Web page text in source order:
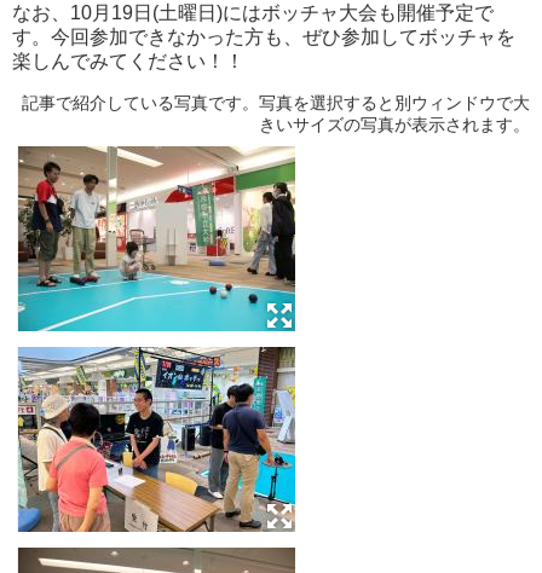
なお、10月19日(土曜日)にはボッチャ大会も開催予定で
す。今回参加できなかった方も、ぜひ参加してボッチャを
楽しんでみてください！！
記事で紹介している写真です。写真を選択すると別ウィンドウで大
きいサイズの写真が表示されます。